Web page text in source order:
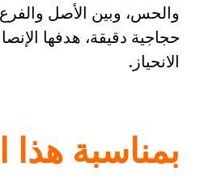
والحس، وبين الأصل
حجاجية دقيقة، هدفها
الانحياز.
بمناسبة هذا